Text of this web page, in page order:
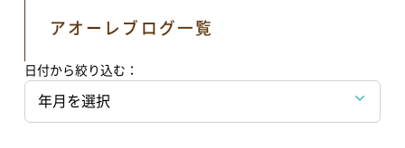
アオーレブログ一覧
日付から絞り込む：